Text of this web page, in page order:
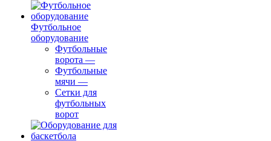
Футбольное
оборудование
Футбольные
ворота —
Футбольные
мячи —
Сетки для
футбольных
ворот